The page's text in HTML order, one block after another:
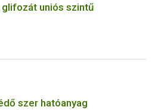
uniós szintű
szer hatóanyag